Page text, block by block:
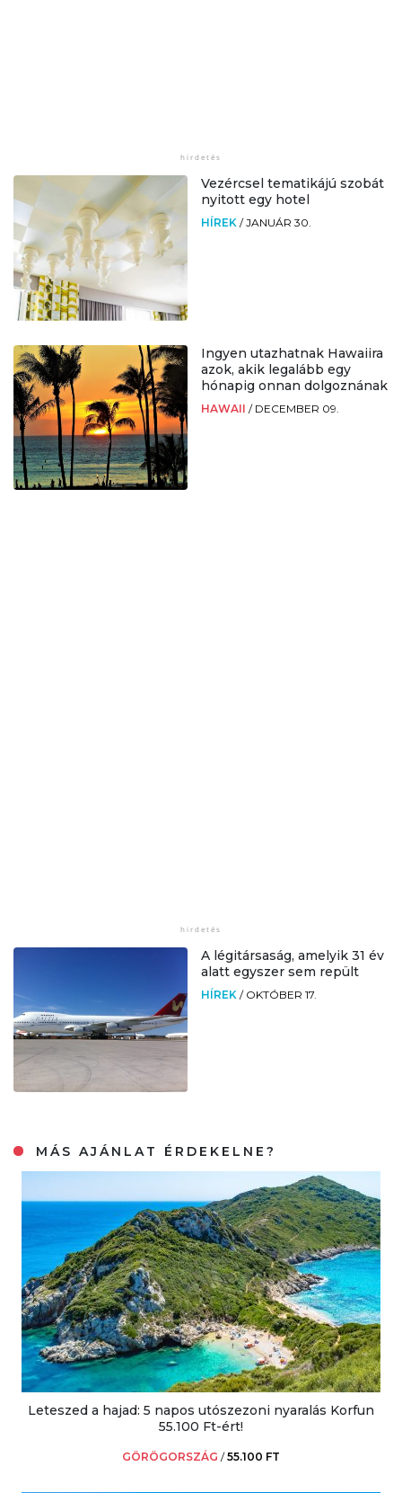
Vezércsel tematikájú szobát
nyitott egy hotel
HÍREK /JANUÁR 30.
Ingyen utazhatnak Hawaiira
azok, akik legalább egy
hónapig onnan dolgoznának
HAWAII / DECEMBER 09.
A légitársaság, amelyik 31 év
alatt egyszer sem repült
HÍREK / OKTÓBER 17.
MÁS AJÁNLAT ÉRDEKELNE?
Leteszed a hajad: 5 napos utószezoni nyaralás Korfun
55.100 Ft-ért!
GÖRÖGORSZÁG /55.100 FT